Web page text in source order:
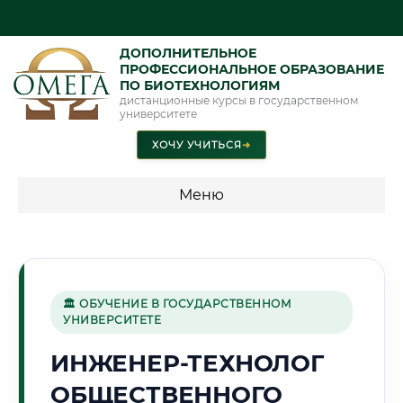
ДОПОЛНИТЕЛЬНОЕ
ПРОФЕССИОНАЛЬНОЕ ОБРАЗОВАНИЕ
ПО БИОТЕХНОЛОГИЯМ
дистанционные курсы в государственном
университете
ХОЧУ УЧИТЬСЯ➜
Меню
🏢
Г. КРАСНОГОРСК
🏛 ОБУЧЕНИЕ В ГОСУДАРСТВЕННОМ
УНИВЕРСИТЕТЕ
ИНЖЕНЕР-ТЕХНОЛОГ
ОБЩЕСТВЕННОГО